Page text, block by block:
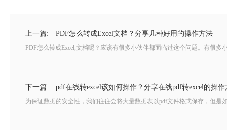
上一篇: PDF怎么转成Excel文档？分享几种好用的操作方法
PDF怎么转成Excel,文档呢？应该有很多小伙伴都面临过这个问题。有很
下一篇: pdf在线转excel该如何操作？分享在线pdf转excel的操作
为保证数据的安全性，我们往往会将大量数据表以pdf文件格式保存，但是